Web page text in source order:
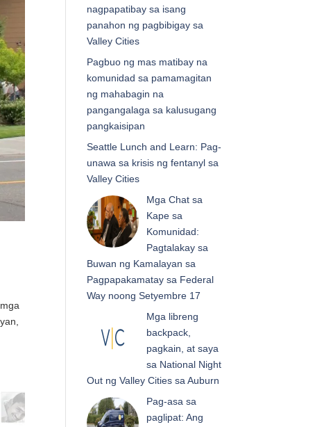
nagpapatibay sa isang
panahon ng pagbibigay sa
Valley Cities
Pagbuo ng mas matibay na
komunidad sa pamamagitan
ng mahabagin na
pangangalaga sa kalusugang
pangkaisipan
Seattle Lunch and Learn: Pag-
unawa sa krisis ng fentanyl sa
Valley Cities
Mga Chat sa
Kape sa
Komunidad:
Pagtalakay sa
Buwan ng Kamalayan sa
Pagpapakamatay sa Federal
Way noong Setyembre 17
Mga libreng
backpack,
pagkain, at saya
sa National Night
Out ng Valley Cities sa Auburn
Pag-asa sa
paglipat: Ang